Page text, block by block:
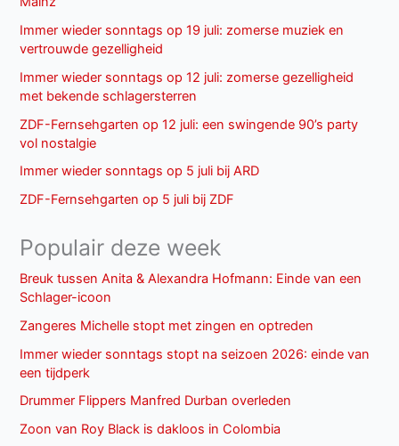
Immer wieder sonntags op 19 juli: zomerse muziek en
vertrouwde gezelligheid
Immer wieder sonntags op 12 juli: zomerse gezelligheid
met bekende schlagersterren
ZDF-Fernsehgarten op 12 juli: een swingende 90’s party
vol nostalgie
Immer wieder sonntags op 5 juli bij ARD
ZDF-Fernsehgarten op 5 juli bij ZDF
Populair deze week
Breuk tussen Anita & Alexandra Hofmann: Einde van een
Schlager-icoon
Zangeres Michelle stopt met zingen en optreden
Immer wieder sonntags stopt na seizoen 2026: einde van
een tijdperk
Drummer Flippers Manfred Durban overleden
Zoon van Roy Black is dakloos in Colombia